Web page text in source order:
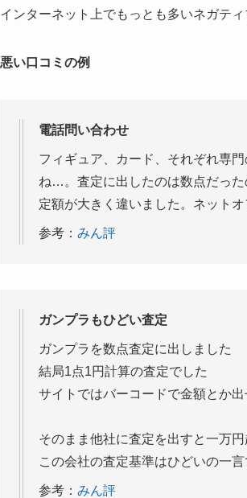
インターネット上でもっとも多いネガテ
悪い口コミの例
電話問い合わせ
フィギュア、カード、それぞれ専
ね…。査定に出したのは数点だっ
定額が大きく違いました。ネット
参考： みん評
ガンプラもひどい査定
ガンプラを数点査定に出しました
結局1点1円計算の査定でした
サイトではバーコードで金額とか
そのまま他社に査定を出すと一万円
この会社の査定基準はひどいの一
参考： みん評